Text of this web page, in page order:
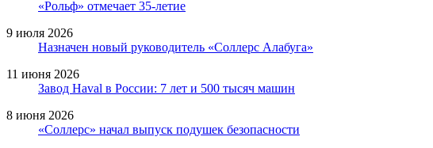
«Рольф» отмечает 35-летие
9 июля 2026
Назначен новый руководитель «Соллерс Алабуга»
11 июня 2026
Завод Haval в России: 7 лет и 500 тысяч машин
8 июня 2026
«Соллерс» начал выпуск подушек безопасности